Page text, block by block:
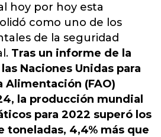
hoy por hoy esta
como uno de los
de la seguridad
Tras un informe de la
Naciones Unidas para
Alimentación (FAO)
la producción mundial
para 2022 superó los
toneladas, 4,4% más que